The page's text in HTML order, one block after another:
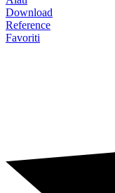
Download
Reference
Favoriti